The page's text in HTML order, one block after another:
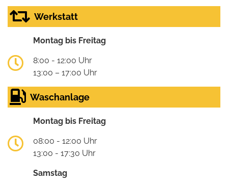
Werkstatt
Montag bis Freitag
8:00 - 12:00 Uhr
13:00 – 17:00 Uhr
Waschanlage
Montag bis Freitag
08:00 - 12:00 Uhr
13:00 - 17:30 Uhr
Samstag